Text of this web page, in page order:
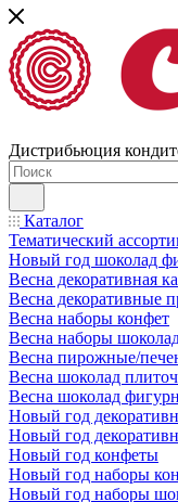
Дистрибьюция
Каталог
Тематический
Новый год шоколад
Весна декоративная
Весна декоративные
Весна наборы конфет
Весна наборы
Весна пирожные/
Весна шоколад
Весна шоколад
Новый год
Новый год
Новый год конфеты
Новый год наборы
Новый год наборы